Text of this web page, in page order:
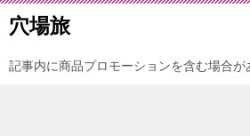
穴場旅
記事内に商品プロモーションを含む場合が